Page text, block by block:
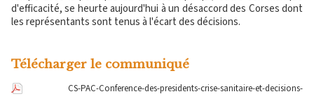
d'efficacité, se heurte aujourd'hui à un désaccord des Corses dont
les représentants sont tenus à l'écart des décisions.
Télécharger le communiqué
CS-PAC-Conference-des-presidents-crise-sanitaire-et-decisions-